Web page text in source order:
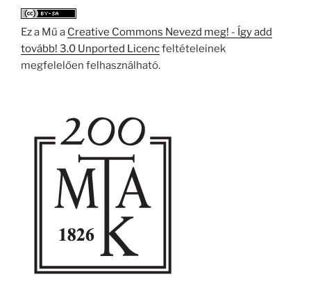
Ez a Mű a Creative Commons Nevezd meg! - Így add
tovább! 3.0 Unported Licencfeltételeinek
megfelelően felhasználható.